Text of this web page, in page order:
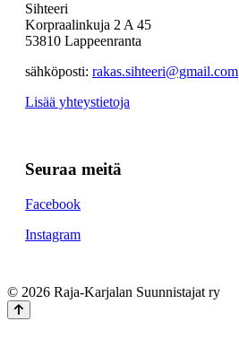
Sihteeri
Korpraalinkuja 2 A 45
53810 Lappeenranta
sähköposti: rakas.sihteeri@gmail.com
Lisää yhteystietoja
Seuraa meitä
Facebook
Instagram
© 2026 Raja-Karjalan Suunnistajat ry